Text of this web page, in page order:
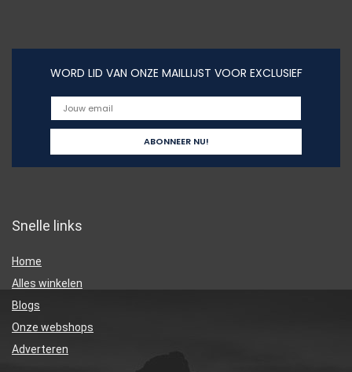
WORD LID VAN ONZE MAILLIJST VOOR EXCLUSIEF
Snelle links
Home
Alles winkelen
Blogs
Onze webshops
Adverteren